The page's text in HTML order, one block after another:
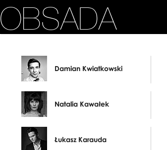
OBSADA
Damian Kwiatkowski
Natalia Kawałek
Łukasz Karauda